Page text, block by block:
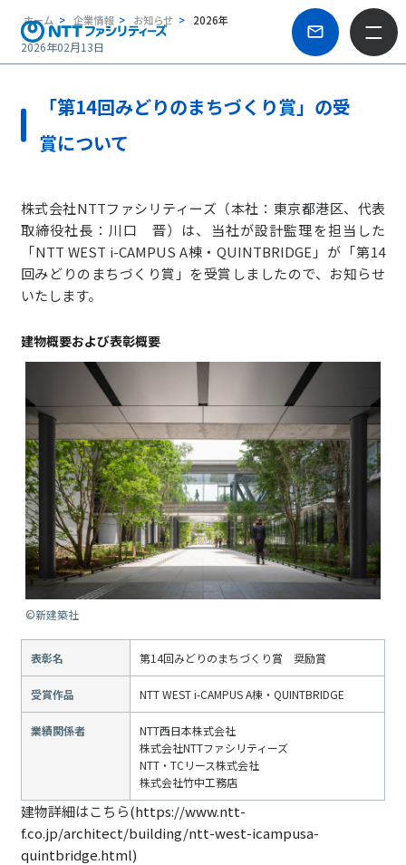
ホーム 企業情報 お知らせ 2026年
2026年02月13日
「第14回みどりのまちづくり賞」の受
賞について
株式会社NTTファシリティーズ（本社：東京都港区、代表
取締役社長：川口 晋）は、当社が設計監理を担当した
「NTT WEST i-CAMPUS A棟・QUINTBRIDGE」が「第14
回みどりのまちづくり賞」を受賞しましたので、お知らせ
いたします。
建物概要および表彰概要
©新建築社
表彰名 第14回みどりのまちづくり賞 奨励賞
受賞作品 NTT WEST i-CAMPUS A棟・QUINTBRIDGE
業績関係者
NTT西日本株式会社
株式会社NTTファシリティーズ
NTT・TCリース株式会社
株式会社竹中工務店
建物詳細はこちら(https://www.ntt-
f.co.jp/architect/building/ntt-west-icampusa-
quintbridge.html)